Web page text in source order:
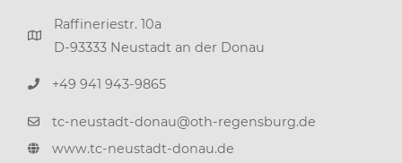
Raffineriestr. 10a
D-93333 Neustadt an der Donau
+49 941 943-9865
tc-neustadt-donau@oth-regensburg.de
www.tc-neustadt-donau.de